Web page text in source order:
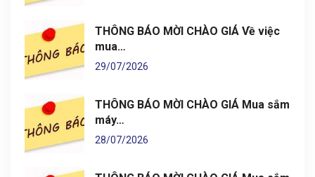
THÔNG BÁO MỜI CHÀO GIÁ Về việc
mua…
29/07/2026
THÔNG BÁO MỜI CHÀO GIÁ Mua sắm
máy…
28/07/2026